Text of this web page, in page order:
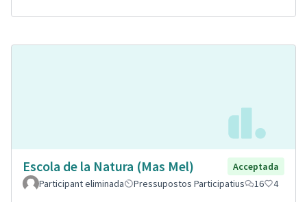
Escola de la Natura (Mas Mel)
Acceptada
Participant eliminada
Pressupostos Participatius 16 4